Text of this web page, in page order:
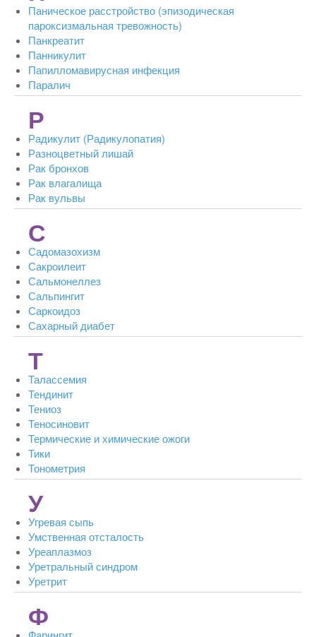
Паническое расстройство (эпизодическая
пароксизмальная тревожность)
Панкреатит
Панникулит
Папилломавирусная инфекция
Паралич
Р
Радикулит (Радикулопатия)
Разноцветный лишай
Рак бронхов
Рак влагалища
Рак вульвы
С
Садомазохизм
Сакроилеит
Сальмонеллез
Сальпингит
Саркоидоз
Сахарный диабет
Т
Талассемия
Тендинит
Тениоз
Теносиновит
Термические и химические ожоги
Тики
Тонометрия
У
Угревая сыпь
Умственная отсталость
Уреаплазмоз
Уретральный синдром
Уретрит
Ф